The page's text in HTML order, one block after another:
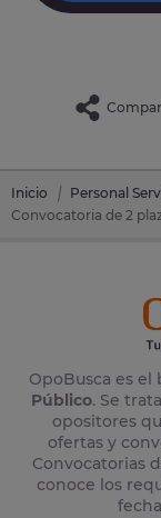
Inicio Personal
OpoBusca es el
Público. Se
opositores
ofertas y
Convocatorias
conoce los